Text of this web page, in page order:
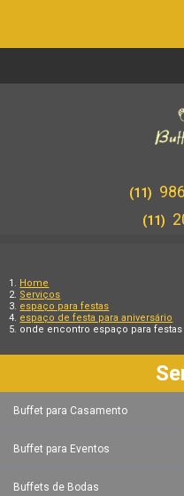
(11)
(11)
Home
Serviços
espaço para festas
espaço de festa para aniversário
onde encontro espaço para
Buffet para Casamento
Buffet para Eventos
Buffets de Bodas